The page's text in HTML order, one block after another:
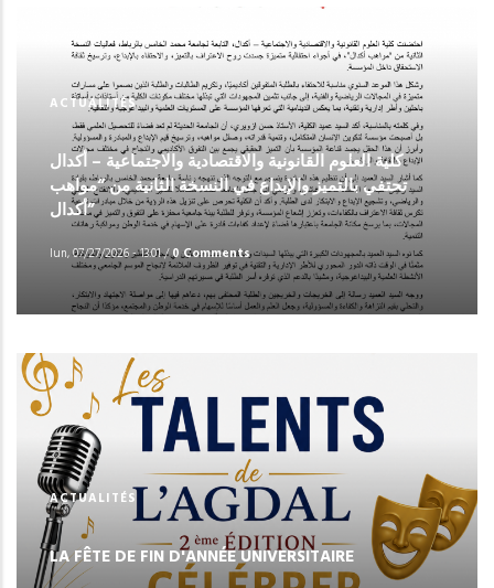
ACTUALITÉS
كلية العلوم القانونية والاقتصادية والاجتماعية – أكدال
تحتفي بالتميز والإبداع في النسخة الثانية من “مواهب
أكدال”
lun, 07/27/2026 - 13:01/0 Comments
ACTUALITÉS
LA FÊTE DE FIN D'ANNÉE UNIVERSITAIRE